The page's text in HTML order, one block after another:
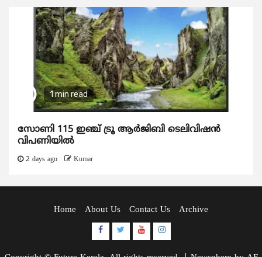
1 min read
സോണി 115 ഇഞ്ച് ട്രൂ ആർജിബി ടെലിവിഷൻ
വിപണിയിൽ
2 days ago Kumar
Home About Us Contact Us Archive
Facebook
TwitterYoutubeInstagram